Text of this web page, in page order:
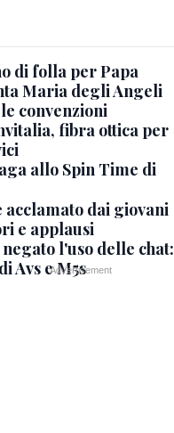
di folla per Papa
Maria degli Angeli
convenzioni
fibra ottica per
allo Spin Time di
acclamato dai giovani
e applausi
l'uso delle chat:
Avs e M5s